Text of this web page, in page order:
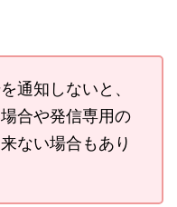
通知しないと、
合や発信専用の
ない場合もあり